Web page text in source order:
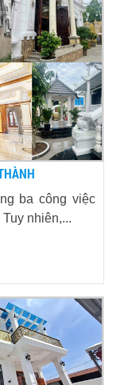
ba công việc
nhiên,...